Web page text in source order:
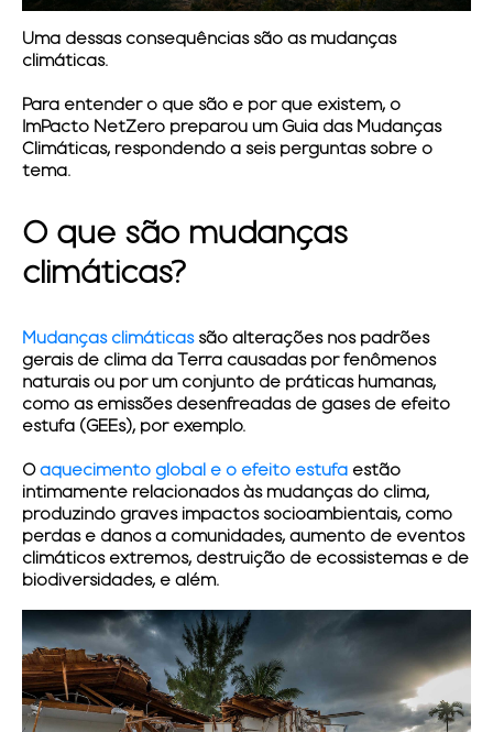
Uma dessas consequências são as mudanças
climáticas.
Para entender o que são e por que existem, o
ImPacto NetZero preparou umGuia das Mudanças
Climáticas, respondendo a seis perguntas sobre o
tema.
O que são mudanças
climáticas?
Mudanças climáticassão alterações nos padrões
gerais de clima da Terra causadas por fenômenos
naturais ou por um conjunto de práticas humanas,
como as emissões desenfreadas de gases de efeito
estufa (GEEs), por exemplo.
Oaquecimento global e o efeito estufa estão
intimamente relacionados às mudanças do clima,
produzindo graves impactos socioambientais, como
perdas e danos a comunidades, aumento de eventos
climáticos extremos, destruição de ecossistemas e de
biodiversidades, e além.